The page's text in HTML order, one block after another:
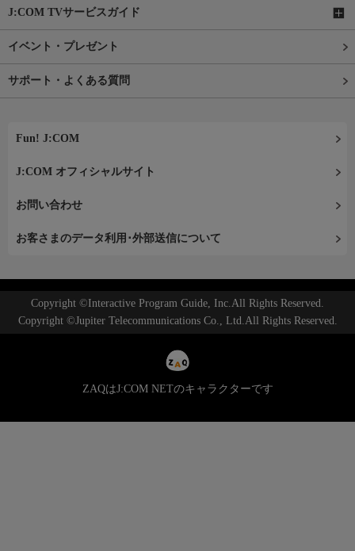
J:COM TVサービスガイド
イベント・プレゼント
サポート・よくある質問
Fun! J:COM
J:COM オフィシャルサイト
お問い合わせ
お客さまのデータ利用･外部送信について
Copyright ©Interactive Program Guide, Inc.All Rights Reserved.
Copyright ©Jupiter Telecommunications Co., Ltd.All Rights Reserved.
ZAQはJ:COM NETのキャラクターです